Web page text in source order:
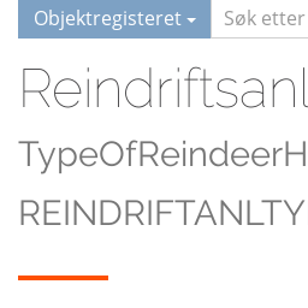
Objektregisteret